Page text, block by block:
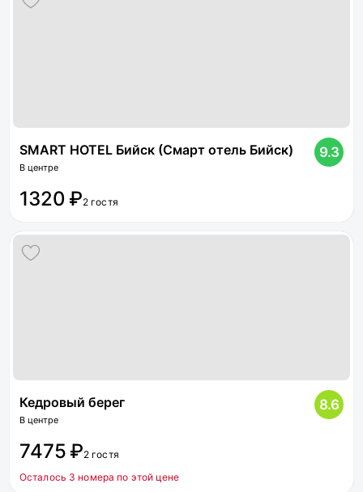
SMART HOTEL Бийск (Смарт отель Бийск)
В центре
9.3
1320 ₽2 гостя
Кедровый берег
В центре
8.6
7475 ₽2 гостя
Осталось 3 номера по этой цене